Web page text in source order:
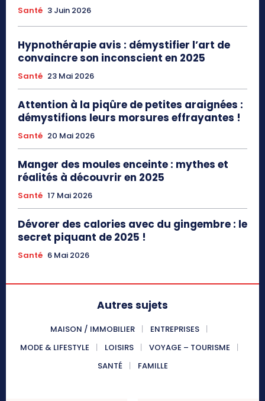
Santé 3 Juin 2026
Hypnothérapie avis : démystifier l’art de
convaincre son inconscient en 2025
Santé 23 Mai 2026
Attention à la piqûre de petites araignées :
démystifions leurs morsures effrayantes !
Santé 20 Mai 2026
Manger des moules enceinte : mythes et
réalités à découvrir en 2025
Santé 17 Mai 2026
Dévorer des calories avec du gingembre : le
secret piquant de 2025 !
Santé 6 Mai 2026
Autres sujets
MAISON / IMMOBILIER
ENTREPRISES
MODE & LIFESTYLE
LOISIRS
VOYAGE – TOURISME
SANTÉ
FAMILLE